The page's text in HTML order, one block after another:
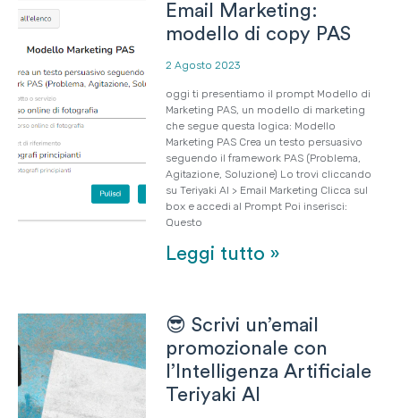
Email Marketing:
modello di copy PAS
2 Agosto 2023
oggi ti presentiamo il prompt Modello di
Marketing PAS, un modello di marketing
che segue questa logica: Modello
Marketing PAS Crea un testo persuasivo
seguendo il framework PAS (Problema,
Agitazione, Soluzione) Lo trovi cliccando
su Teriyaki AI > Email Marketing Clicca sul
box e accedi al Prompt Poi inserisci:
Questo
Leggi tutto »
😎 Scrivi un’email
promozionale con
l’Intelligenza Artificiale
Teriyaki AI